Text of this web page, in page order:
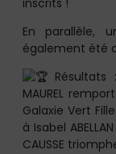
En parallèle,
également été
Résultats :
MAUREL
Galaxie Vert
à Isabel
CAUSSE